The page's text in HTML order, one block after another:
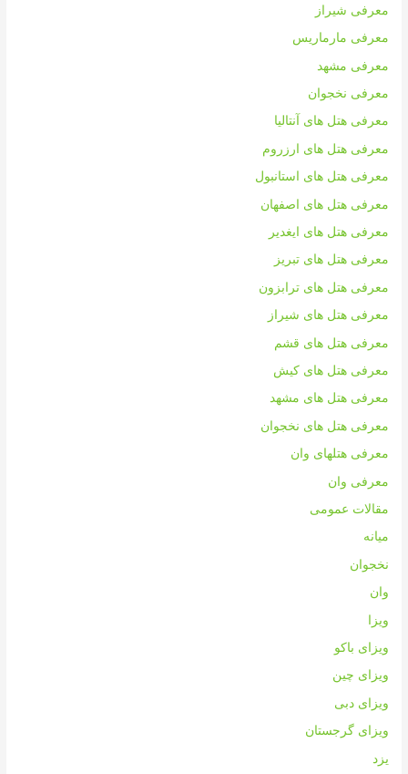
معرفی شیراز
معرفی مارماریس
معرفی مشهد
معرفی نخجوان
معرفی هتل های آنتالیا
معرفی هتل های ارزروم
معرفی هتل های استانبول
معرفی هتل های اصفهان
معرفی هتل های ایغدیر
معرفی هتل های تبریز
معرفی هتل های ترابزون
معرفی هتل های شیراز
معرفی هتل های قشم
معرفی هتل های کیش
معرفی هتل های مشهد
معرفی هتل های نخجوان
معرفی هتلهای وان
معرفی وان
مقالات عمومی
میانه
نخجوان
وان
ویزا
ویزای باکو
ویزای چین
ویزای دبی
ویزای گرجستان
یزد